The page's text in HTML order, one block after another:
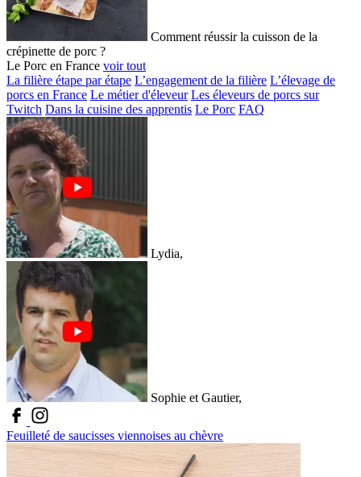
Comment réussir la cuisson de la
crépinette de porc ?
Le Porc en France voir tout
La filière étape par étape L’engagement de la filière L’élevage de
porcs en France Le métier d'éleveur Les éleveurs de porcs sur
Twitch Dans la cuisine des apprentis Le Porc FAQ
Lydia,
Sophie et Gautier,
Feuilleté de saucisses viennoises au chèvre